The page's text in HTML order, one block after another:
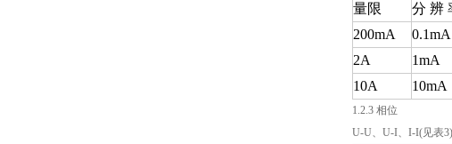
量限
分 辨
200mA
0.1mA
2A
1mA
10A
10mA
1.2.3 相位
U-U、U-I、I-I(见表3)